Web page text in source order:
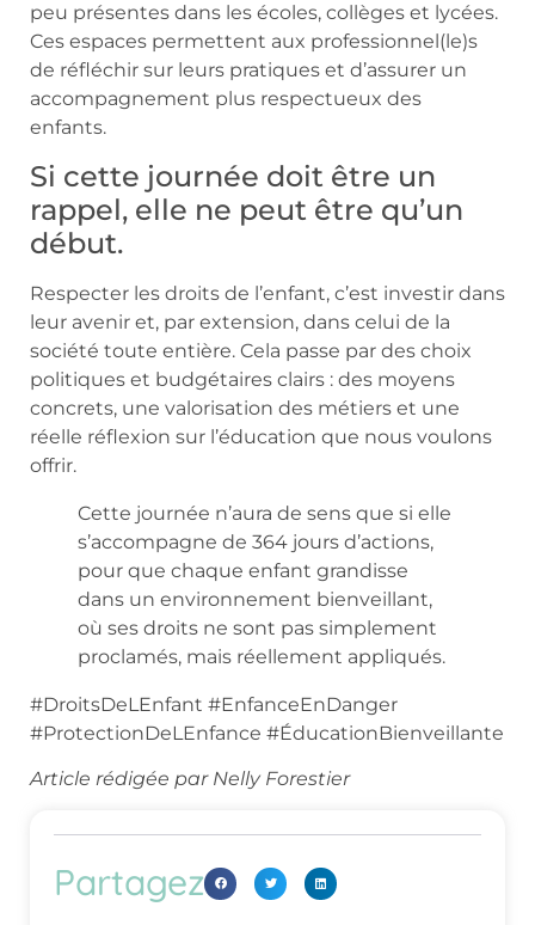
peu présentes dans les écoles, collèges et lycées.
Ces espaces permettent aux professionnel(le)s
de réfléchir sur leurs pratiques et d’assurer un
accompagnement plus respectueux des
enfants.
Si cette journée doit être un
rappel, elle ne peut être qu’un
début.
Respecter les droits de l’enfant, c’est investir dans
leur avenir et, par extension, dans celui de la
société toute entière. Cela passe par des choix
politiques et budgétaires clairs : des moyens
concrets, une valorisation des métiers et une
réelle réflexion sur l’éducation que nous voulons
offrir.
Cette journée n’aura de sens que si elle
s’accompagne de 364 jours d’actions,
pour que chaque enfant grandisse
dans un environnement bienveillant,
où ses droits ne sont pas simplement
proclamés, mais réellement appliqués.
#DroitsDeLEnfant #EnfanceEnDanger
#ProtectionDeLEnfance #ÉducationBienveillante
Article rédigée par Nelly Forestier
Partagez